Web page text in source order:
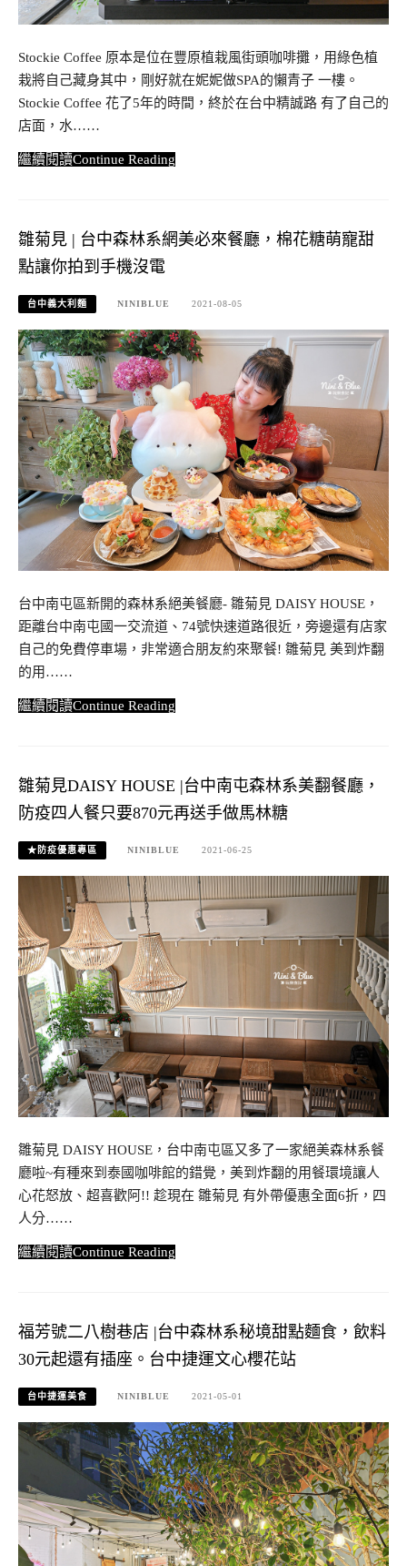
Stockie Coffee 原本是位在豐原植栽風街頭咖啡攤，用綠色植
栽將自己藏身其中，剛好就在妮妮做SPA的懶青子 一樓。
Stockie Coffee 花了5年的時間，終於在台中精誠路 有了自己的
店面，水……
Continue Reading
雛菊見 | 台中森林系網美必來餐廳，棉花糖萌寵甜
點讓你拍到手機沒電
台中義大利麵 NINIBLUE 2021-08-05
台中南屯區新開的森林系絕美餐廳- 雛菊見 DAISY HOUSE，
距離台中南屯國一交流道、74號快速道路很近，旁邊還有店家
自己的免費停車場，非常適合朋友約來聚餐! 雛菊見 美到炸翻
的用……
Continue Reading
雛菊見DAISY HOUSE |台中南屯森林系美翻餐廳，
防疫四人餐只要870元再送手做馬林糖
★防疫優惠專區 NINIBLUE 2021-06-25
雛菊見 DAISY HOUSE，台中南屯區又多了一家絕美森林系餐
廳啦~有種來到泰國咖啡館的錯覺，美到炸翻的用餐環境讓人
心花怒放、超喜歡阿!! 趁現在 雛菊見 有外帶優惠全面6折，四
人分……
Continue Reading
福芳號二八樹巷店 |台中森林系秘境甜點麵食，飲料
30元起還有插座。台中捷運文心櫻花站
台中捷運美食 NINIBLUE 2021-05-01